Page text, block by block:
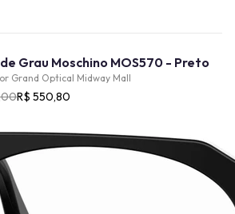
Óculos de Grau Moschino MOS570 - Preto
Grand Optical Midway Mall
R$ 550,80
Provador Virtual